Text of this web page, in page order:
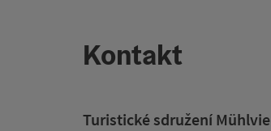
Kontakt
Turistické sdružení